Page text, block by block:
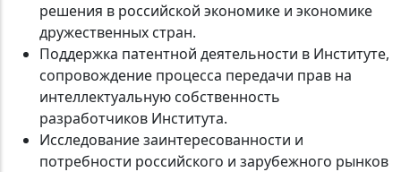
решения в российской экономике и экономике
дружественных стран.
Поддержка патентной деятельности в Институте,
сопровождение процесса передачи прав на
интеллектуальную собственность
разработчиков Института.
Исследование заинтересованности и
потребности российского и зарубежного рынков